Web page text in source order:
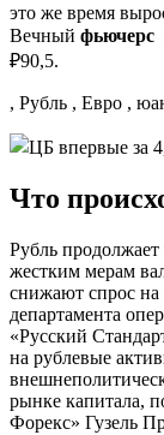
это же время
Вечный фьючерс
₽90,5.
, Рубль , Евро ,
Что
Рубль продолжает
жестким мерам
снижают спрос на
департамента
«Русский
на рублевые
рынке капитала,
Форекс» Гузель